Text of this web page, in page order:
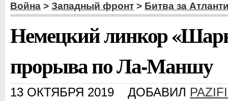
Война > Западный фронт > Битва за
Немецкий линкор
прорыва по Ла-Маншу
13 ОКТЯБРЯ 2019 ДОБАВИЛ